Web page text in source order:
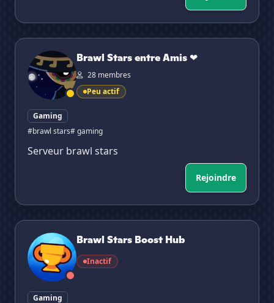
Brawl Stars entre Amis ❤
Brawl Stars entre Amis ❤
28 membres
Peu actif
Gaming
#brawl stars# gaming
Serveur brawl stars
Rejoindre
Brawl Stars Boost Hub
Brawl Stars Boost Hub
Inactif
Gaming